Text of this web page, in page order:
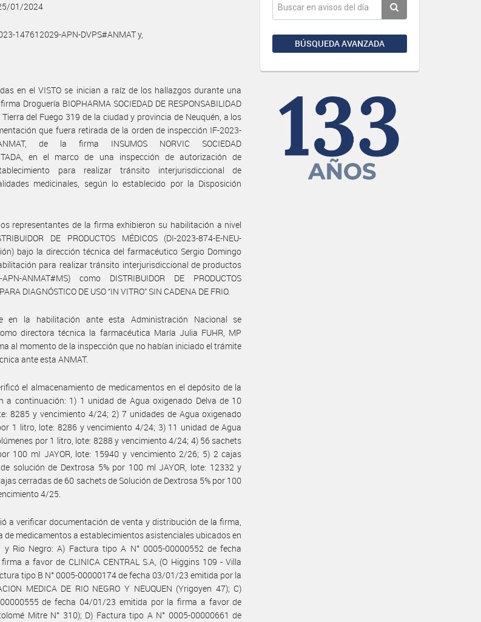
BÚSQUEDA AVANZADA
01/2024
147612029-APN-DVPS#ANMAT y,
en el VISTO se inician a raíz de los hallazgos durante una
Droguería BIOPHARMA SOCIEDAD DE RESPONSABILIDAD
del Fuego 319 de la ciudad y provincia de Neuquén, a los
que fuera retirada de la orden de inspección IF-2023-
de la firma INSUMOS NORVIC SOCIEDAD
en el marco de una inspección de autorización de
para realizar tránsito interjurisdiccional de
medicinales, según lo establecido por la Disposición
representantes de la firma exhibieron su habilitación a nivel
DE PRODUCTOS MÉDICOS (DI-2023-874-E-NEU-
bajo la dirección técnica del farmacéutico Sergio Domingo
para realizar tránsito interjurisdiccional de productos
ANMAT#MS) como DISTRIBUIDOR DE PRODUCTOS
DIAGNÓSTICO DE USO “IN VITRO” SIN CADENA DE FRIO.
en la habilitación ante esta Administración Nacional se
directora técnica la farmacéutica María Julia FUHR, MP
al momento de la inspección que no habían iniciado el trámite
ante esta ANMAT.
el almacenamiento de medicamentos en el depósito de la
a continuación: 1) 1 unidad de Agua oxigenado Delva de 10
8285 y vencimiento 4/24; 2) 7 unidades de Agua oxigenado
1 litro, lote: 8286 y vencimiento 4/24; 3) 11 unidad de Agua
por 1 litro, lote: 8288 y vencimiento 4/24; 4) 56 sachets
100 mI JAYOR, lote: 15940 y vencimiento 2/26; 5) 2 cajas
solución de Dextrosa 5% por 100 ml JAYOR, lote: 12332 y
cerradas de 60 sachets de Solución de Dextrosa 5% por 100
4/25.
a verificar documentación de venta y distribución de la firma,
de medicamentos a establecimientos asistenciales ubicados en
y Rio Negro: A) Factura tipo A N° 0005-00000552 de fecha
a favor de CLINICA CENTRAL S.A, (O Higgins 109 - Villa
tipo B N° 0005-00000174 de fecha 03/01/23 emitida por la
MEDICA DE RIO NEGRO Y NEUQUEN (Yrigoyen 47); C)
de fecha 04/01/23 emitida por la firma a favor de
Mitre N° 310); D) Factura tipo A N° 0005-00000661 de